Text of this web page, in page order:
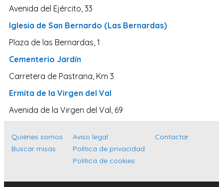
Sevilla
La Coruña
Santa Cruz de Tenerife
Cantabria
Islas Baleares
Las Palmas
Málaga
Avenida del Ejército, 33
Iglesia de San Bernardo (Las Bernardas)
Plaza de las Bernardas, 1
Cementerio Jardín
Carretera de Pastrana, Km 3
Ermita de la Virgen del Val
Avenida de la Virgen del Val, 69
Quiénes somos
Buscar misas
Aviso legal
Política de privacidad
Política de cookies
Contactar